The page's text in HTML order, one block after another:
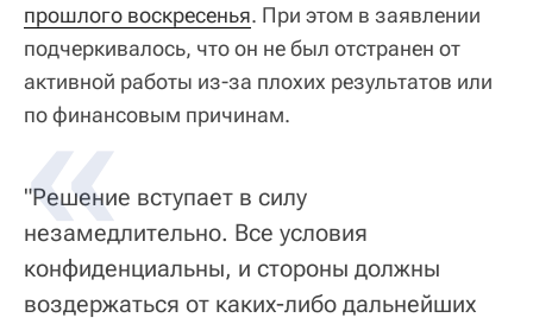
прошлого воскресенья. При этом в заявлении
подчеркивалось, что он не был отстранен от
активной работы из-за плохих результатов или
по финансовым причинам.
"Решение вступает в силу
незамедлительно. Все условия
конфиденциальны, и стороны должны
воздержаться от каких-либо дальнейших